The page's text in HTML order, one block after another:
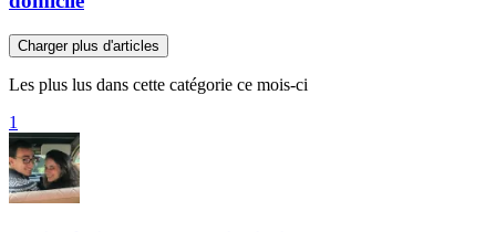
Charger plus d'articles
Les plus lus dans cette catégorie ce mois-ci
1